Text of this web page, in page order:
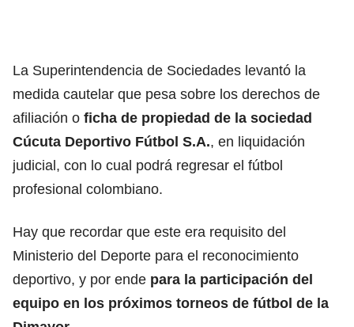
La Superintendencia de Sociedades levantó la
medida cautelar que pesa sobre los derechos de
afiliación o ficha de propiedad de la sociedad
Cúcuta Deportivo Fútbol S.A., en liquidación
judicial, con lo cual podrá regresar el fútbol
profesional colombiano.
Hay que recordar que este era requisito del
Ministerio del Deporte para el reconocimiento
deportivo, y por ende para la participación del
equipo en los próximos torneos de fútbol de la